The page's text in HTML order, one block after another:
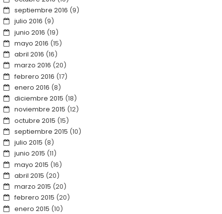
septiembre 2016 (9)
julio 2016 (9)
junio 2016 (19)
mayo 2016 (15)
abril 2016 (16)
marzo 2016 (20)
febrero 2016 (17)
enero 2016 (8)
diciembre 2015 (18)
noviembre 2015 (12)
octubre 2015 (15)
septiembre 2015 (10)
julio 2015 (8)
junio 2015 (11)
mayo 2015 (16)
abril 2015 (20)
marzo 2015 (20)
febrero 2015 (20)
enero 2015 (10)